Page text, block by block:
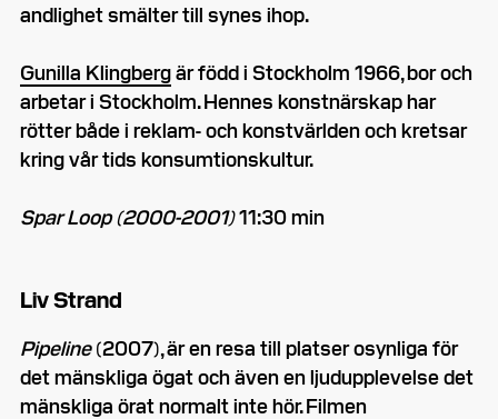
andlighet smälter till synes ihop.
Gunilla Klingbergär född i Stockholm 1966, bor och
arbetar i Stockholm. Hennes konstnärskap har
rötter både i reklam- och konstvärlden och kretsar
kring vår tids konsumtionskultur.
Spar Loop (2000-2001)11:30 min
Liv Strand
Pipeline(2007), är en resa till platser osynliga för
det mänskliga ögat och även en ljudupplevelse det
mänskliga örat normalt inte hör. Filmen